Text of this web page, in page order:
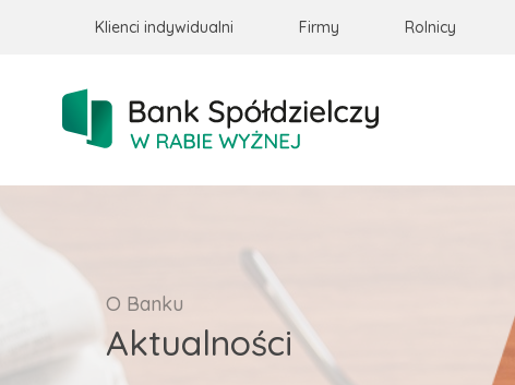
Klienci indywidualni Firmy Rolnicy
O Banku
Aktualności